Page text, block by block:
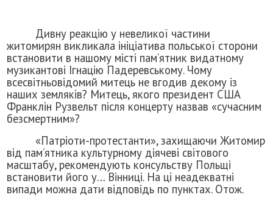
Дивну реакцію у невеликої частини
житомирян викликала ініціатива польської сторони
встановити в нашому місті пам’ятник видатному
музикантові Ігнацію Падеревському. Чому
всесвітньовідомий митець не вгодив декому із
наших земляків? Митець, якого президент США
Франклін Рузвельт після концерту назвав «сучасним
безсмертним»?
«Патріоти-протестанти», захищаючи Житомир
від пам’ятника культурному діячеві світового
масштабу, рекомендують консульству Польщі
встановити його у… Вінниці. На ці неадекватні
випади можна дати відповідь по пунктах. Отож.